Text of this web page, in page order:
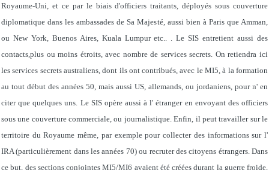
Royaume-Uni, et ce par le biais d'officiers traitants, déployés sous couverture
diplomatique dans les ambassades de Sa Majesté, aussi bien à Paris que Amman,
ou New York, Buenos Aires, Kuala Lumpur etc.. . Le SIS entretient aussi des
contacts,plus ou moins étroits, avec nombre de services secrets. On retiendra ici
les services secrets australiens, dont ils ont contribués, avec le MI5, à la formation
au tout début des années 50, mais aussi US, allemands, ou jordaniens, pour n' en
citer que quelques uns. Le SIS opère aussi à l' étranger en envoyant des officiers
sous une couverture commerciale, ou journalistique. Enfin, il peut travailler sur le
territoire du Royaume même, par exemple pour collecter des informations sur l'
IRA (particulièrement dans les années 70) ou recruter des citoyens étrangers. Dans
ce but, des sections conjointes MI5/MI6 avaient été créées durant la guerre froide,